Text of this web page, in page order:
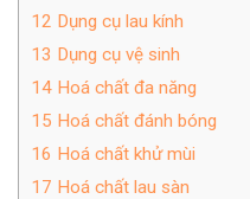
12 Dụng cụ lau kính
13 Dụng cụ vệ sinh
14 Hoá chất đa năng
15 Hoá chất đánh bóng
16 Hoá chất khử mùi
17 Hoá chất lau sàn